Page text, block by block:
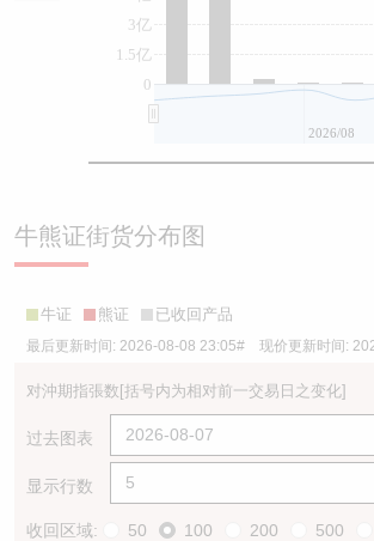
0
1.5亿
3亿
2026/08
牛熊证街货分布图
牛证 熊证 已收回产品
最后更新时间: 2026-08-08 23:05# 现价更新时间:
对沖期指張数[括号内为相对前一交易日之变化]
过去图表
显示行数
收回区域: 50 100 200 500